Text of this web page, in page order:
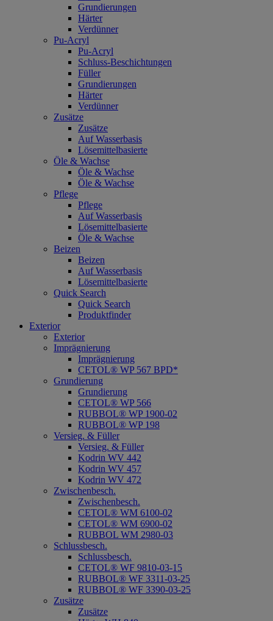
Grundierungen
Härter
Verdünner
Pu-Acryl
Pu-Acryl
Schluss-Beschichtungen
Füller
Grundierungen
Härter
Verdünner
Zusätze
Zusätze
Auf Wasserbasis
Lösemittelbasierte
Öle & Wachse
Öle & Wachse
Öle & Wachse
Pflege
Pflege
Auf Wasserbasis
Lösemittelbasierte
Öle & Wachse
Beizen
Beizen
Auf Wasserbasis
Lösemittelbasierte
Quick Search
Quick Search
Produktfinder
Exterior
Exterior
Imprägnierung
Imprägnierung
CETOL® WP 567 BPD*
Grundierung
Grundierung
CETOL® WP 566
RUBBOL® WP 1900-02
RUBBOL® WP 198
Versieg. & Füller
Versieg. & Füller
Kodrin WV 442
Kodrin WV 457
Kodrin WV 472
Zwischenbesch.
Zwischenbesch.
CETOL® WM 6100-02
CETOL® WM 6900-02
RUBBOL WM 2980-03
Schlussbesch.
Schlussbesch.
CETOL® WF 9810-03-15
RUBBOL® WF 3311-03-25
RUBBOL® WF 3390-03-25
Zusätze
Zusätze